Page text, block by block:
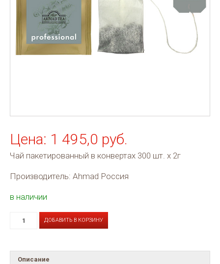
Цена: 1 495,0 руб.
Чай пакетированный в конвертах 300 шт. х 2г
Производитель: Ahmad Россия
в наличии
ДОБАВИТЬ В КОРЗИНУ
Описание